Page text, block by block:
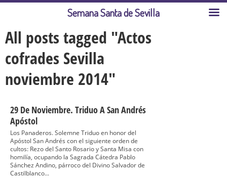
All posts tagged "Actos
cofrades Sevilla
noviembre 2014"
29 De Noviembre. Triduo A San Andrés
Apóstol
Los Panaderos. Solemne Triduo en honor del
Apóstol San Andrés con el siguiente orden de
cultos: Rezo del Santo Rosario y Santa Misa con
homilía, ocupando la Sagrada Cátedra Pablo
Sánchez Andino, párroco del Divino Salvador de
Castilblanco...
Semana Santa de Sevilla